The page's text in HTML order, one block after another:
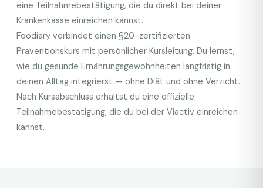
eine Teilnahmebestätigung, die du direkt bei deiner
Krankenkasse einreichen kannst.
Foodiary verbindet einen §20-zertifizierten
Präventionskurs mit persönlicher Kursleitung. Du lernst,
wie du gesunde Ernährungsgewohnheiten langfristig in
deinen Alltag integrierst — ohne Diät und ohne Verzicht.
Nach Kursabschluss erhältst du eine offizielle
Teilnahmebestätigung, die du bei der Viactiv einreichen
kannst.